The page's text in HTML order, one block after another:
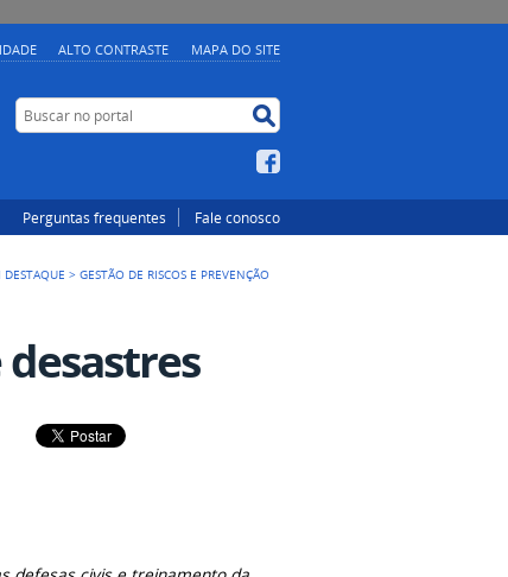
ALTO CONTRASTE MAPA DO SITE
Buscar no portal
Perguntas frequentes Fale conosco
>GESTÃO DE RISCOS E PREVENÇÃO